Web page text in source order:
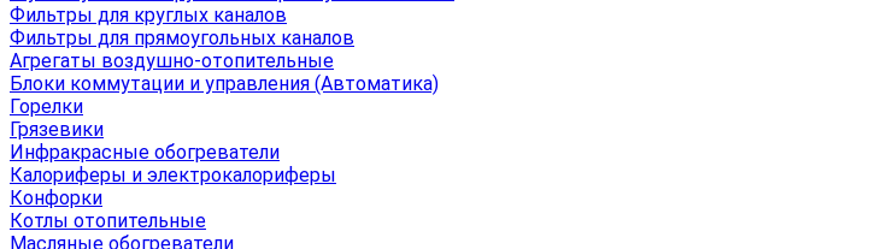
Фильтры для круглых каналов
Фильтры для прямоугольных каналов
Агрегаты воздушно-отопительные
Блоки коммутации и управления (Автоматика)
Горелки
Грязевики
Инфракрасные обогреватели
Калориферы и электрокалориферы
Конфорки
Котлы отопительные
Масляные обогреватели